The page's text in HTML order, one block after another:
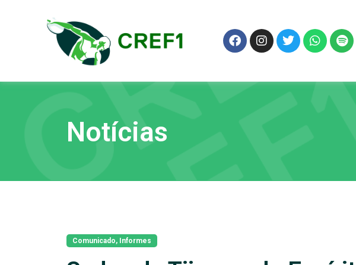
Notícias
Comunicado, Informes